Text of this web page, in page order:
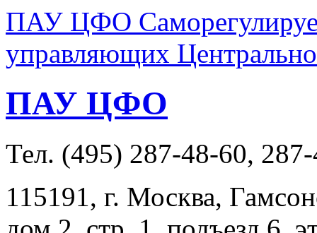
ПАУ ЦФО
управляющих
ПАУ ЦФО
Тел. (495) 287-48-60,
115191, г. Москва,